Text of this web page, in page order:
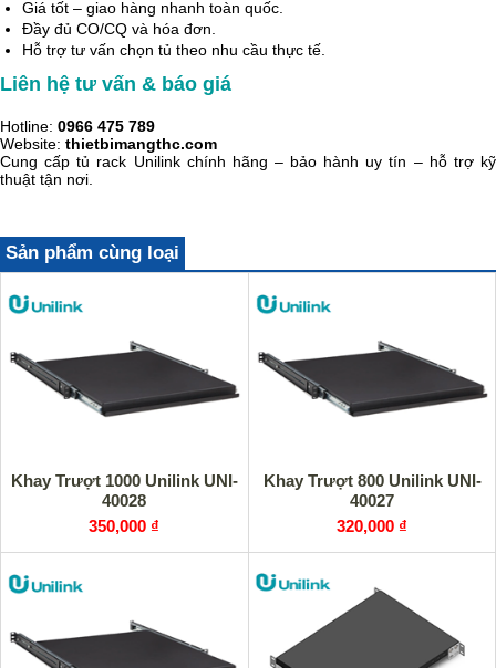
Giá tốt – giao hàng nhanh toàn quốc.
Đầy đủ CO/CQ và hóa đơn.
Hỗ trợ tư vấn chọn tủ theo nhu cầu thực tế.
Liên hệ tư vấn & báo giá
Hotline: 0966 475 789
Website: thietbimangthc.com
Cung cấp tủ rack Unilink chính hãng – bảo hành uy tín – hỗ trợ kỹ
thuật tận nơi.
Sản phẩm cùng loại
Khay Trượt 1000 Unilink UNI-
40028
350,000 ₫
Khay Trượt 800 Unilink UNI-
40027
320,000 ₫